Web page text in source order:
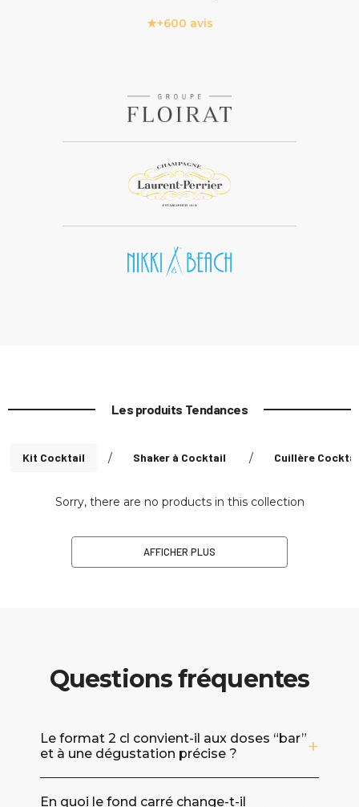
★+600 avis
Les produits Tendances
Kit Cocktail / Shaker à Cocktail / Cuillère
Sorry, there are no products in this collection
AFFICHER PLUS
Questions fréquentes
Le format 2 cl convient-il aux doses “bar”
et à une dégustation précise ?
En quoi le fond carré change-t-il